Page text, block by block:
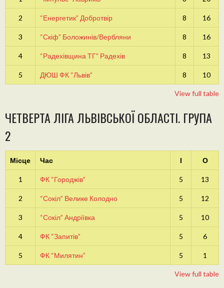
2 “Енергетик” Добротвір 8 16
3 “Скіф” Боложинів/Вербляни 8 16
4 “Радехівщина ТГ” Радехів 8 13
5 ДЮШ ФК “Львів” 8 10
View full table
ЧЕТВЕРТА ЛІГА ЛЬВІВСЬКОЇ ОБЛАСТІ. ГРУПА
2
Місце Час І О
1 ФК “Городжів” 5 13
2 “Сокіл” Велике Колодно 5 12
3 “Сокіл” Андріївка 5 10
4 ФК “Запитів” 5 6
5 ФК “Милятин” 5 1
View full table